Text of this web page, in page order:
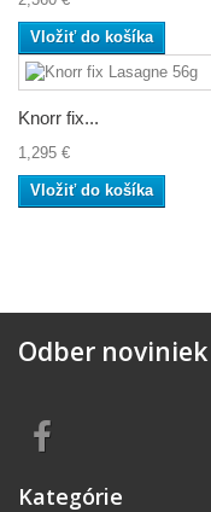
Vložiť do košíka
Knorr fix...
1,295 €
Vložiť do košíka
Odber noviniek
Kategórie